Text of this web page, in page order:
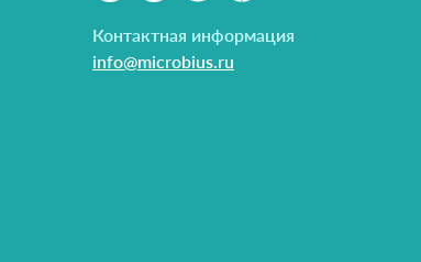
Контактная информация
info@microbius.ru